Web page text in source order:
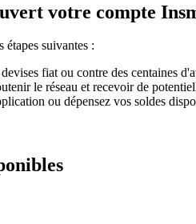
votre compte
suivantes :
fiat ou contre des centaines
le réseau et recevoir de
ou dépensez vos soldes